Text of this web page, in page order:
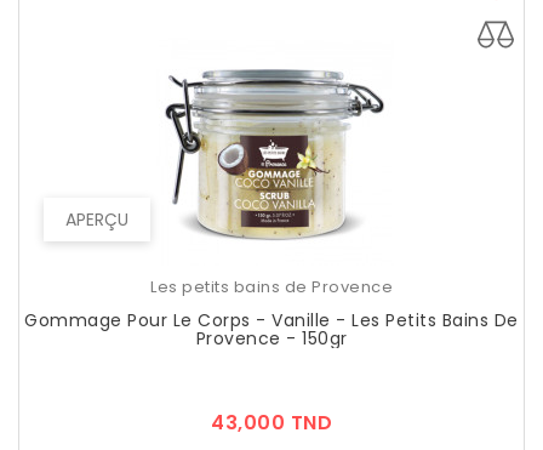
APERÇU
Les petits bains de Provence
Gommage Pour Le Corps - Vanille - Les Petits Bains De
Provence - 150gr
43,000 TND